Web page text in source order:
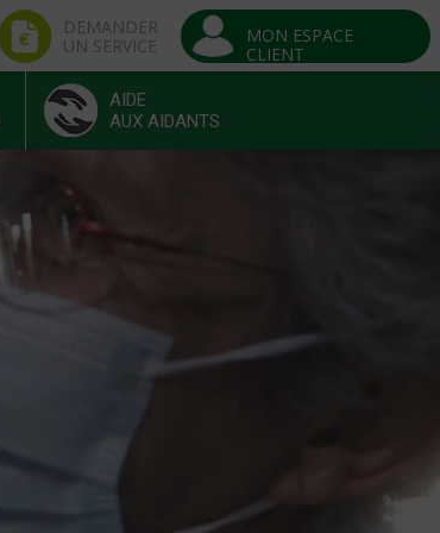
DEMANDER
UN SERVICE
MON ESPACE
CLIENT
AIDE
AUX AIDANTS